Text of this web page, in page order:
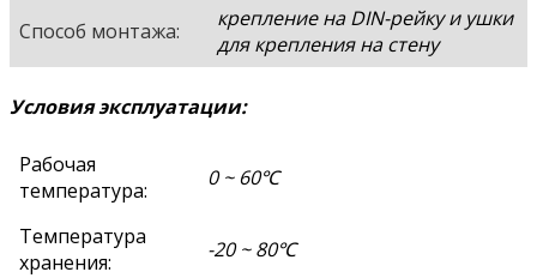
Способ монтажа:
крепление на DIN-рейку и ушки
для крепления на стену
Условия эксплуатации:
Рабочая
температура:
0 ~ 60℃
Температура
хранения:
-20 ~ 80℃